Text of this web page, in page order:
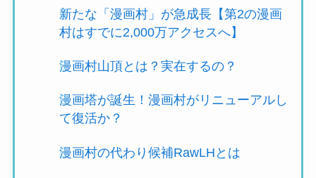
新たな「漫画村」が急成長【第2の漫画
村はすでに2,000万アクセスへ】
漫画村山頂とは？実在するの？
漫画塔が誕生！漫画村がリニューアルし
て復活か？
漫画村の代わり候補RawLHとは